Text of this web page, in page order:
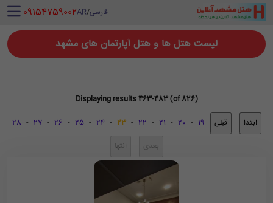
فارسی/
AR
‪ 09154759002
لیست هتل ها و هتل آپارتمان های مشهد
Displaying results 463-483 (of 826)
19
-
20
-
21
-
22
-
23
-
24
-
25
-
26
-
27
-
28